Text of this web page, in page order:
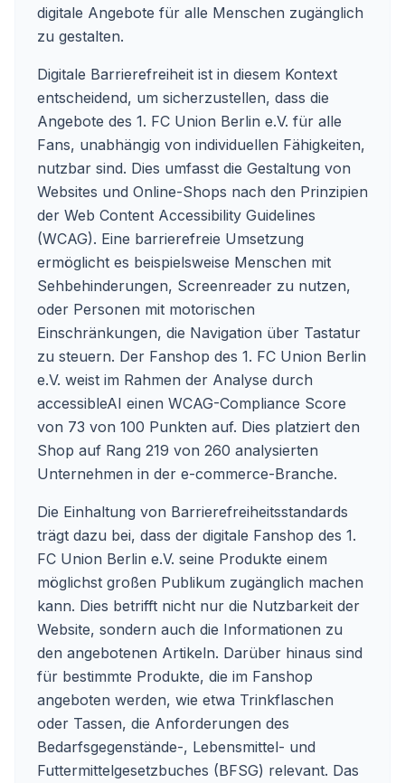
digitale Angebote für alle Menschen zugänglich
zu gestalten.
Digitale Barrierefreiheit ist in diesem Kontext
entscheidend, um sicherzustellen, dass die
Angebote des 1. FC Union Berlin e.V. für alle
Fans, unabhängig von individuellen Fähigkeiten,
nutzbar sind. Dies umfasst die Gestaltung von
Websites und Online-Shops nach den Prinzipien
der Web Content Accessibility Guidelines
(WCAG). Eine barrierefreie Umsetzung
ermöglicht es beispielsweise Menschen mit
Sehbehinderungen, Screenreader zu nutzen,
oder Personen mit motorischen
Einschränkungen, die Navigation über Tastatur
zu steuern. Der Fanshop des 1. FC Union Berlin
e.V. weist im Rahmen der Analyse durch
accessibleAI einen WCAG-Compliance Score
von 73 von 100 Punkten auf. Dies platziert den
Shop auf Rang 219 von 260 analysierten
Unternehmen in der e-commerce-Branche.
Die Einhaltung von Barrierefreiheitsstandards
trägt dazu bei, dass der digitale Fanshop des 1.
FC Union Berlin e.V. seine Produkte einem
möglichst großen Publikum zugänglich machen
kann. Dies betrifft nicht nur die Nutzbarkeit der
Website, sondern auch die Informationen zu
den angebotenen Artikeln. Darüber hinaus sind
für bestimmte Produkte, die im Fanshop
angeboten werden, wie etwa Trinkflaschen
oder Tassen, die Anforderungen des
Bedarfsgegenstände-, Lebensmittel- und
Futtermittelgesetzbuches (BFSG) relevant. Das